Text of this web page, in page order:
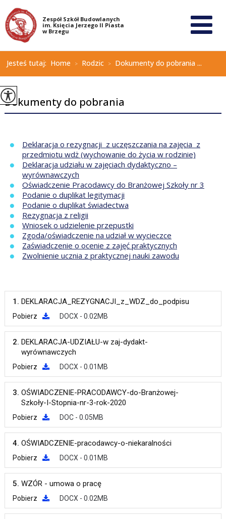
Jesteś tutaj: Home > Rodzic > Dokumenty do pobrania ...
Dokumenty do pobrania
Deklaracja o rezygnacji z uczęszczania na zajęcia z
przedmiotu wdż (wychowanie do życia w rodzinie)
Deklaracja udziału w zajęciach dydaktyczno –
wyrównawczych
Oświadczenie Pracodawcy do Branżowej Szkoły nr 3
Podanie o duplikat legitymacji
Podanie o duplikat świadectwa
Rezygnacja z religii
Wniosek o udzielenie przepustki
Zgoda/oświadczenie na udział w wycieczce
Zaświadczenie o ocenie z zajęć praktycznych
Zwolnienie ucznia z praktycznej nauki zawodu
1. DEKLARACJA_REZYGNACJI_z_WDZ_do_podpisu
Pobierz DOCX - 0.02MB
2. DEKLARACJA-UDZIAŁU-w zaj-dydakt-
wyrównawczych
Pobierz DOCX - 0.01MB
3. OŚWIADCZENIE-PRACODAWCY-do-Branżowej-
Szkoły-I-Stopnia-nr-3-rok-2020
Pobierz DOC - 0.05MB
4. OŚWIADCZENIE-pracodawcy-o-niekaralności
Pobierz DOCX - 0.01MB
5. WZÓR - umowa o pracę
Pobierz DOCX - 0.02MB